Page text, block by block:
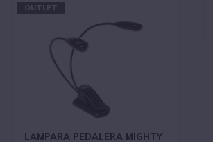
OUTLET
LAMPARA PEDALERA MIGHTY